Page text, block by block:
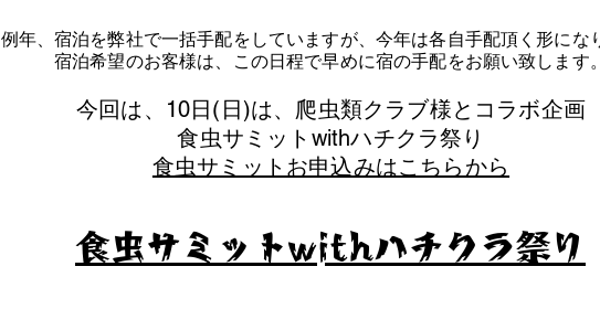
例年、宿泊を弊社で一括手配をしていますが、今年は各自手配頂く形にな
​宿泊希望のお客様は、この日程で早めに宿の手配をお願い致します。
​今回は、10日(日)は、爬虫類クラブ様とコラボ企画
​食虫サミットwithハチクラ祭り
食虫サミットお申込みはこちらから
食虫サミットwithハチクラ祭り